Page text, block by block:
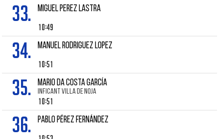
33. Miguel PEREZ LASTRA
10:49
34. MANUEL RODRIGUEZ LOPEZ
10:51
35. MARIO DA COSTA GARCÍA
INFICANT VILLA DE NOJA
10:51
36. PABLO PÉREZ FERNÁNDEZ